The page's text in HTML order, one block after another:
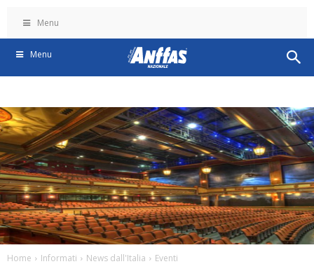
Menu
Menu
Home Informati News dall'Italia Eventi